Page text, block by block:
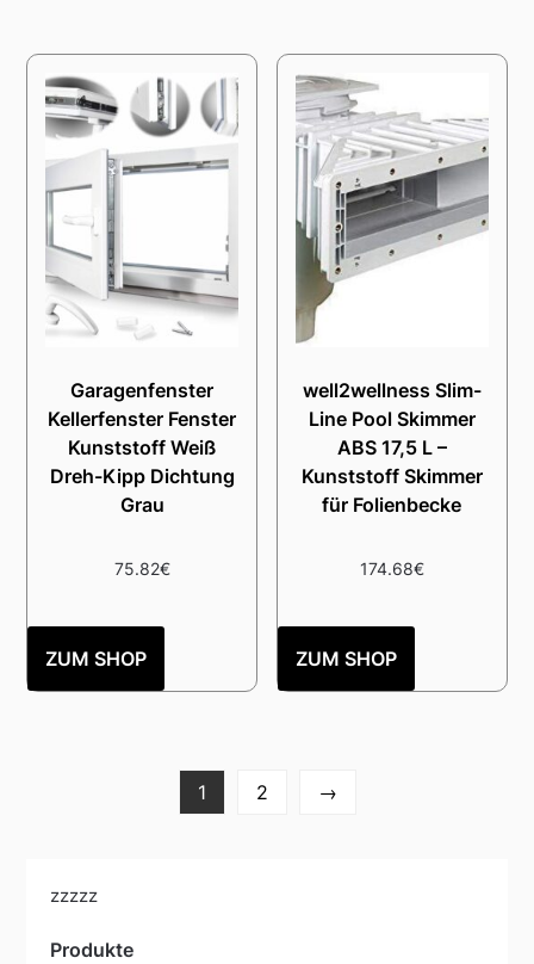
Garagenfenster
Kellerfenster Fenster
Kunststoff Weiß
Dreh-Kipp Dichtung
Grau
75.82€
ZUM SHOP
well2wellness Slim-
Line Pool Skimmer
ABS 17,5 L –
Kunststoff Skimmer
für Folienbecke
174.68€
ZUM SHOP
1 2 →
zzzzz
Produkte